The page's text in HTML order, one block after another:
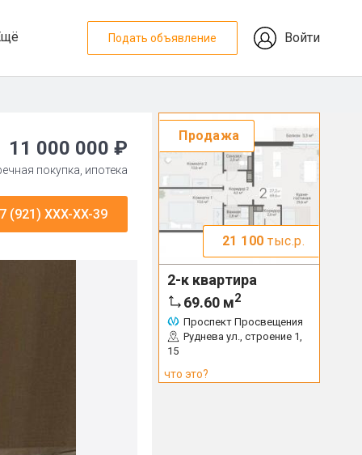
Подать объявление Войти
11 000 000 ₽
покупка, ипотека
(921) XXX-XX-39
Продажа
21 100 тыс.р.
2-к квартира
69.60 м2
Проспект Просвещения
Руднева ул., строение 1,
15
что это?